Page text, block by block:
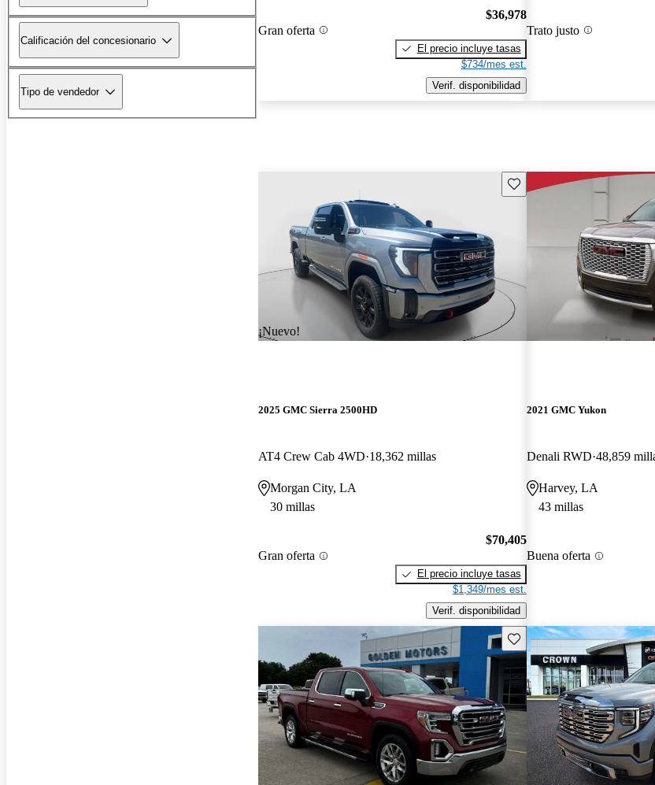
Calificación del concesionario
Tipo de vendedor
Gran oferta
$36,978
El precio incluye tasas
$734/mes est.
Verif. disponibilidad
Trato justo
¡Nuevo!
Guarda este Aviso
2025 GMC Sierra 2500HD
AT4 Crew Cab 4WD 18,362 millas
Morgan City, LA
30 millas
Gran oferta
$70,405
El precio incluye tasas
$1,349/mes est.
Verif. disponibilidad
2021 GMC Yukon
Denali RWD 48,859
Harvey, LA
43 millas
Buena oferta
Guarda este Aviso